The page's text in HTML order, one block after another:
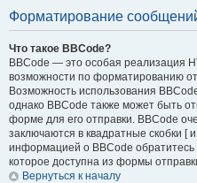
Форматирование
Что такое BBCode?
BBCode — это особая реализация
возможности по форматированию
Возможность использования
однако BBCode также может быть
форме для его отправки. BBCode
заключаются в квадратные скобки [
информацией о BBCode обратитесь
которое доступна из формы
Вернуться к началу